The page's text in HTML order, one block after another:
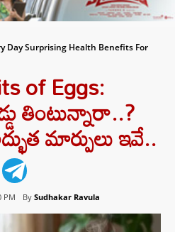
Day Surprising Health Benefits For
of Eggs:
తింటున్నారా..?
మార్పులు ఇవే..
PM By Sudhakar Ravula